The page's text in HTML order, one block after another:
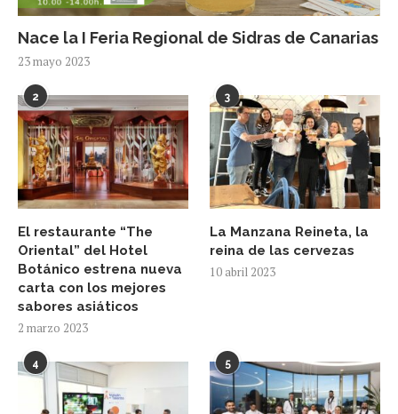
Nace la I Feria Regional de Sidras de Canarias
23 mayo 2023
2
El restaurante “The
Oriental” del Hotel
Botánico estrena nueva
carta con los mejores
sabores asiáticos
2 marzo 2023
3
La Manzana Reineta, la
reina de las cervezas
10 abril 2023
4 5